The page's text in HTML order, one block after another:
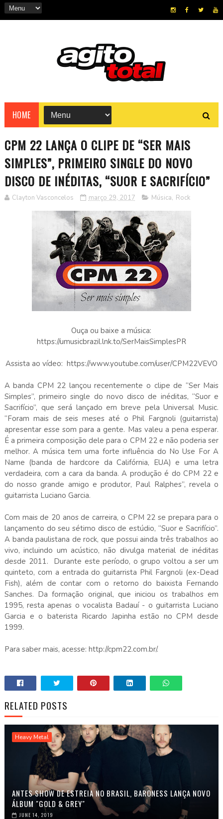
HOME
CPM 22 LANÇA O CLIPE DE “SER MAIS
SIMPLES”, PRIMEIRO SINGLE DO NOVO
DISCO DE INÉDITAS, “SUOR E SACRIFÍCIO”
Clayton Vasconcelos março 29, 2017 Música, Rock
Ouça ou baixe a música:
https://umusicbrazil.lnk.to/SerMaisSimplesPR
Assista ao vídeo: https://www.youtube.com/user/CPM22VEVO
A banda CPM 22 lançou recentemente o clipe de “Ser Mais
Simples”, primeiro single do novo disco de inéditas, “Suor e
Sacrifício”, que será lançado em breve pela Universal Music.
“Foram mais de seis meses até o Phil Fargnoli (guitarrista)
apresentar esse som para a gente. Mas valeu a pena esperar.
É a primeira composição dele para o CPM 22 e não poderia ser
melhor. A música tem uma forte influência do No Use For A
Name (banda de hardcore da Califórnia, EUA) e uma letra
verdadeira, com a cara da banda. A produção é do CPM 22 e
do nosso grande amigo e produtor, Paul Ralphes”, revela o
guitarrista Luciano Garcia.
Com mais de 20 anos de carreira, o CPM 22 se prepara para o
lançamento do seu sétimo disco de estúdio, “Suor e Sacrifício”.
A banda paulistana de rock, que possui ainda três trabalhos ao
vivo, incluindo um acústico, não divulga material de inéditas
desde 2011. Durante este período, o grupo voltou a ser um
quinteto, com a entrada do guitarrista Phil Fargnoli (ex-Dead
Fish), além de contar com o retorno do baixista Fernando
Sanches. Da formação original, que iniciou os trabalhos em
1995, resta apenas o vocalista Badauí - o guitarrista Luciano
Garcia e o baterista Ricardo Japinha estão no CPM desde
1999.
Para saber mais, acesse: http://cpm22.com.br/.
RELATED POSTS
Heavy Metal
ANTES SHOW DE ESTREIA NO BRASIL, BARONESS LANÇA NOVO
ÁLBUM "GOLD & GREY"
JUNE 14, 2019